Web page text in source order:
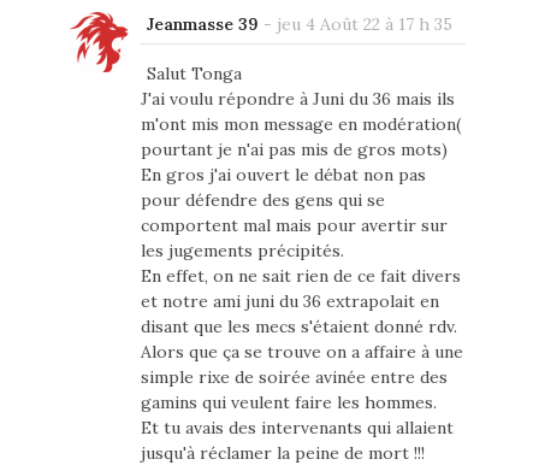
Jeanmasse 39 - jeu 4 Août 22 à 17 h 35
Salut Tonga
J'ai voulu répondre à Juni du 36 mais ils
m'ont mis mon message en modération(
pourtant je n'ai pas mis de gros mots)
En gros j'ai ouvert le débat non pas
pour défendre des gens qui se
comportent mal mais pour avertir sur
les jugements précipités.
En effet, on ne sait rien de ce fait divers
et notre ami juni du 36 extrapolait en
disant que les mecs s'étaient donné rdv.
Alors que ça se trouve on a affaire à une
simple rixe de soirée avinée entre des
gamins qui veulent faire les hommes.
Et tu avais des intervenants qui allaient
jusqu'à réclamer la peine de mort !!!